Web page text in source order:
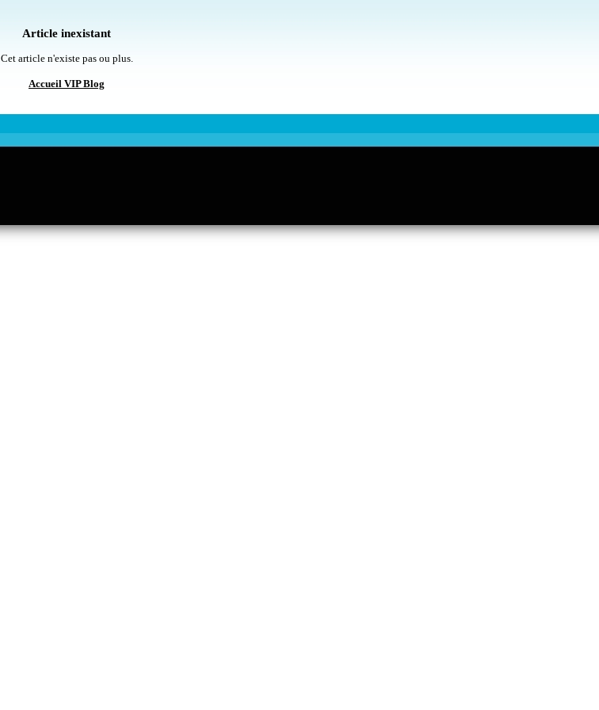
Article inexistant
Cet article n'existe pas ou plus.
Accueil VIP Blog